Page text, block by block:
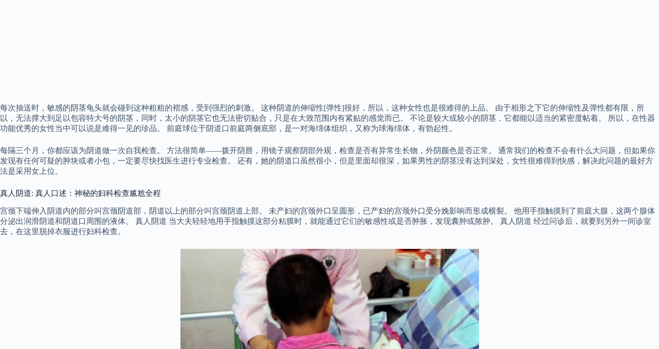
每次抽送时，敏感的阴茎龟头就会碰到这种粗粗的褶感，受到强烈的刺激。 这种阴道的伸缩性[弹性]很好，所以，这种女性也是很难得的上品。 由于相形之下它的伸缩性及弹性都有限，所
以，无法撑大到足以包容特大号的阴茎，同时，太小的阴茎它也无法密切贴合，只是在大致范围内有紧贴的感觉而已。 不论是较大或较小的阴茎，它都能以适当的紧密度帖着。 所以，在性器
功能优秀的女性当中可以说是难得一见的珍品。 前庭球位于阴道口前庭两侧底部，是一对海绵体组织，又称为球海绵体，有勃起性。
每隔三个月，你都应该为阴道做一次自我检查。 方法很简单——拨开阴唇，用镜子观察阴部外观，检查是否有异常生长物，外阴颜色是否正常。 通常我们的检查不会有什么大问题，但如果你
发现有任何可疑的肿块或者小包，一定要尽快找医生进行专业检查。 还有，她的阴道口虽然很小，但是里面却很深，如果男性的阴茎没有达到深处，女性很难得到快感，解决此问题的最好方
法是采用女上位。
真人阴道: 真人口述：神秘的妇科检查尴尬全程
宫颈下端伸入阴道内的部分叫宫颈阴道部，阴道以上的部分叫宫颈阴道上部。 未产妇的宫颈外口呈圆形，已产妇的宫颈外口受分娩影响而形成横裂。 他用手指触摸到了前庭大腺，这两个腺体
分泌出润滑阴道和阴道口周围的液体。 真人阴道 当大夫轻轻地用手指触摸这部分粘膜时，就能通过它们的敏感性或是否肿胀，发现囊肿或脓肿。 真人阴道 经过问诊后，就要到另外一间诊室
去，在这里脱掉衣服进行妇科检查。